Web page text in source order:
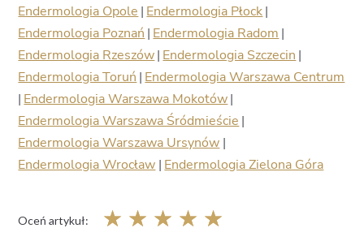
Endermologia Opole | Endermologia Płock|
Endermologia Poznań | Endermologia Radom |
Endermologia Rzeszów| Endermologia Szczecin |
Endermologia Toruń | Endermologia Warszawa Centrum
| Endermologia Warszawa Mokotów|
Endermologia Warszawa Śródmieście |
Endermologia Warszawa Ursynów |
Endermologia Wrocław | Endermologia Zielona Góra
Oceń artykuł: ☆ ☆ ☆ ☆ ☆